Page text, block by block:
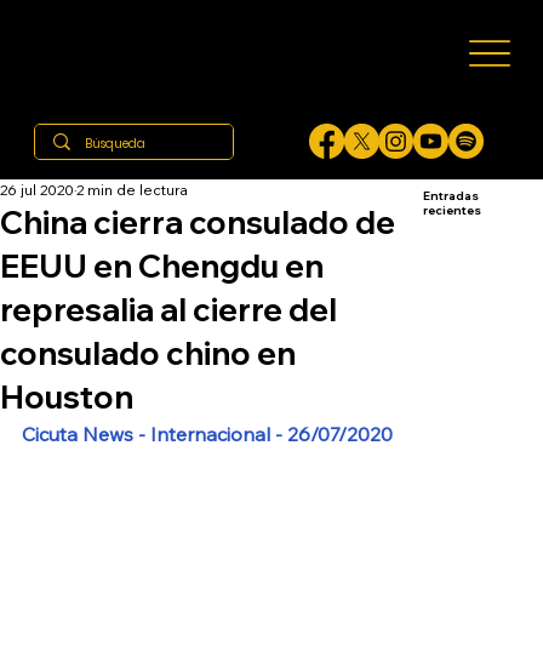
China cierra consulado de
EEUU en Chengdu en
represalia al cierre del
consulado chino en
Houston
26 jul 2020 2 min de lectura
Cicuta News - Internacional - 26/07/2020
Entradas
recientes